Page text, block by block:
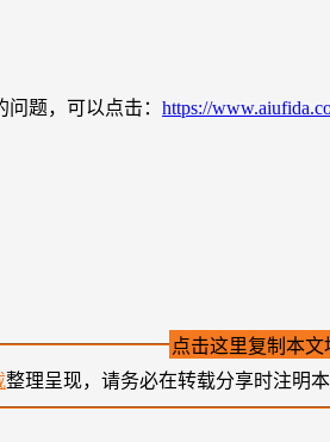
题，可以点击： https://
点击这里复制本文
整理呈现，请务必在转载分享时注明